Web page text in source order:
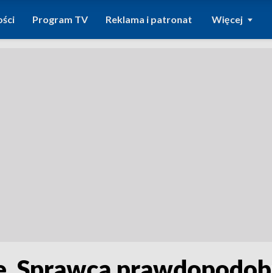
Program TV Reklama i patronat Więcej